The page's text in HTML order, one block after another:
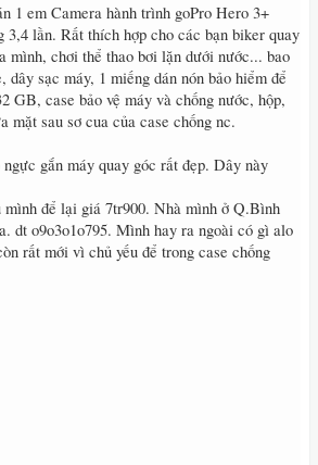
1 em Camera hành trình goPro Hero 3+
lần. Rất thích hợp cho các bạn biker quay
mình, chơi thể thao bơi lặn dưới nước... bao
dây sạc máy, 1 miếng dán nón bảo hiểm để
GB, case bảo vệ máy và chống nước, hộp,
mặt sau sơ cua của case chống nc.
gắn máy quay góc rất đẹp. Dây này
mình để lại giá 7tr900. Nhà mình ở Q.Bình
dt o9o3o1o795. Mình hay ra ngoài có gì alo
rất mới vì chủ yếu để trong case chống